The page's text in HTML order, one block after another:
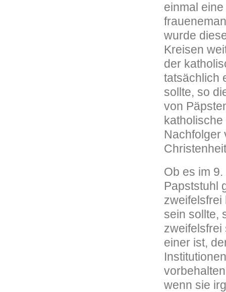
einmal
wurde
Kreisen
der
tatsächlich
sollte, so
von
Nachfolger
Ob es im
Papststuhl
zweifelsfrei
sein sollte,
zweifelsfrei
einer ist,
wenn sie